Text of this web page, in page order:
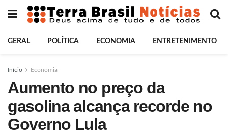
GERAL POLÍTICA ECONOMIA ENTRETENIMENTO
Início Economia
Aumento no preço da
gasolina alcança recorde no
Governo Lula